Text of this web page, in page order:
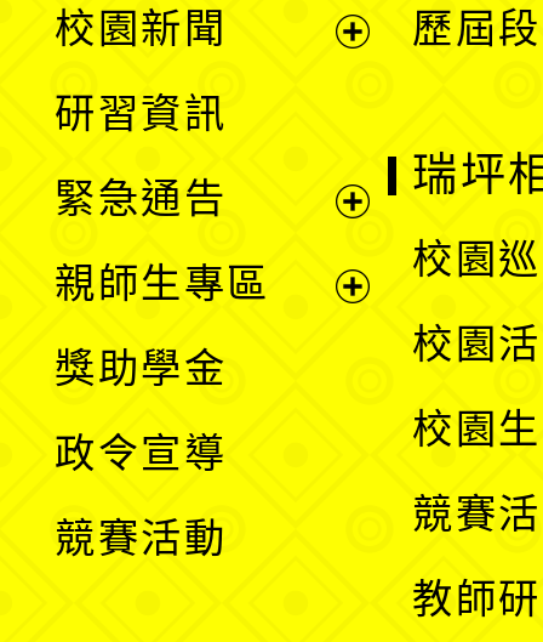
單
校園新聞
選
單
研習資訊
緊急通告
親師生專區
獎助學金
政令宣導
競賽活動
歷屆
瑞坪
校園
校園
校園
競賽
教師